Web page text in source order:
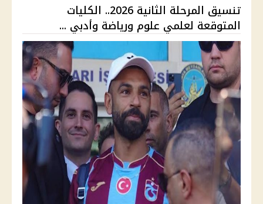
تنسيق المرحلة الثانية 2026.. الكليات
المتوقعة لعلمي علوم ورياضة وأدبي ...